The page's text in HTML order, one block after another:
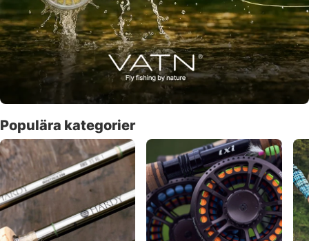
Populära kategorier